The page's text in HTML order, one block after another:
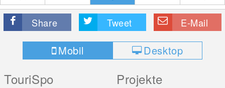
Share Tweet E-Mail
Mobil Desktop
TouriSpo Projekte